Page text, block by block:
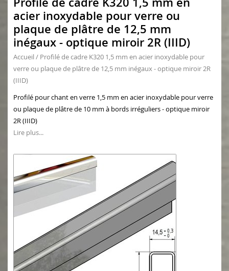
acier inoxydable pour verre ou
plaque de plâtre de 12,5 mm
inégaux - optique miroir 2R (IIID)
Accueil / Profilé de cadre K320 1,5 mm en acier inoxydable pour
verre ou plaque de plâtre de 12,5 mm inégaux - optique miroir 2R
(IIID)
Profilé pour chant en verre 1,5 mm en acier inoxydable pour verre
ou plaque de plâtre de 10 mm à bords irréguliers - optique miroir
2R (IIID)
Lire plus...